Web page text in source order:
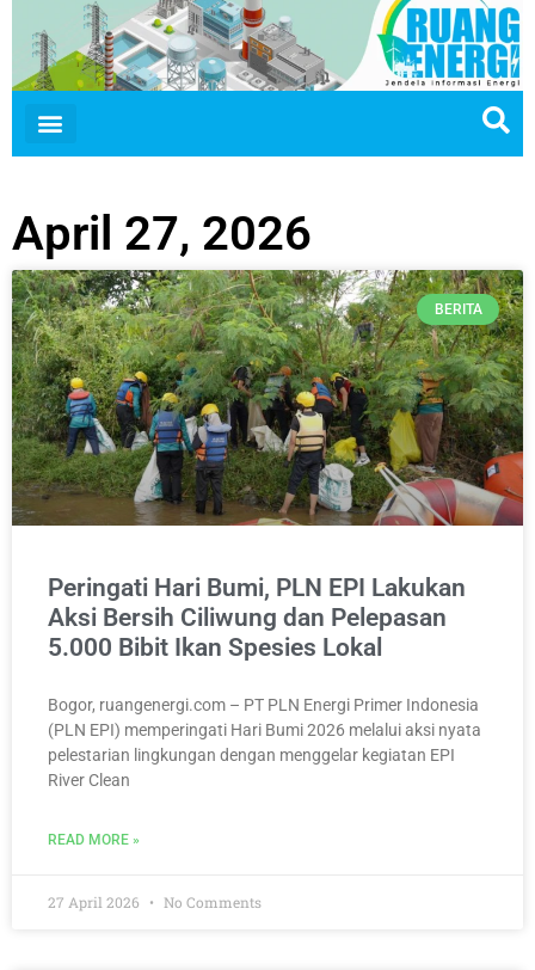
April 27, 2026
BERITA
Peringati Hari Bumi, PLN EPI Lakukan
Aksi Bersih Ciliwung dan Pelepasan
5.000 Bibit Ikan Spesies Lokal
Bogor, ruangenergi.com – PT PLN Energi Primer Indonesia
(PLN EPI) memperingati Hari Bumi 2026 melalui aksi nyata
pelestarian lingkungan dengan menggelar kegiatan EPI
River Clean
READ MORE »
27 April 2026 No Comments